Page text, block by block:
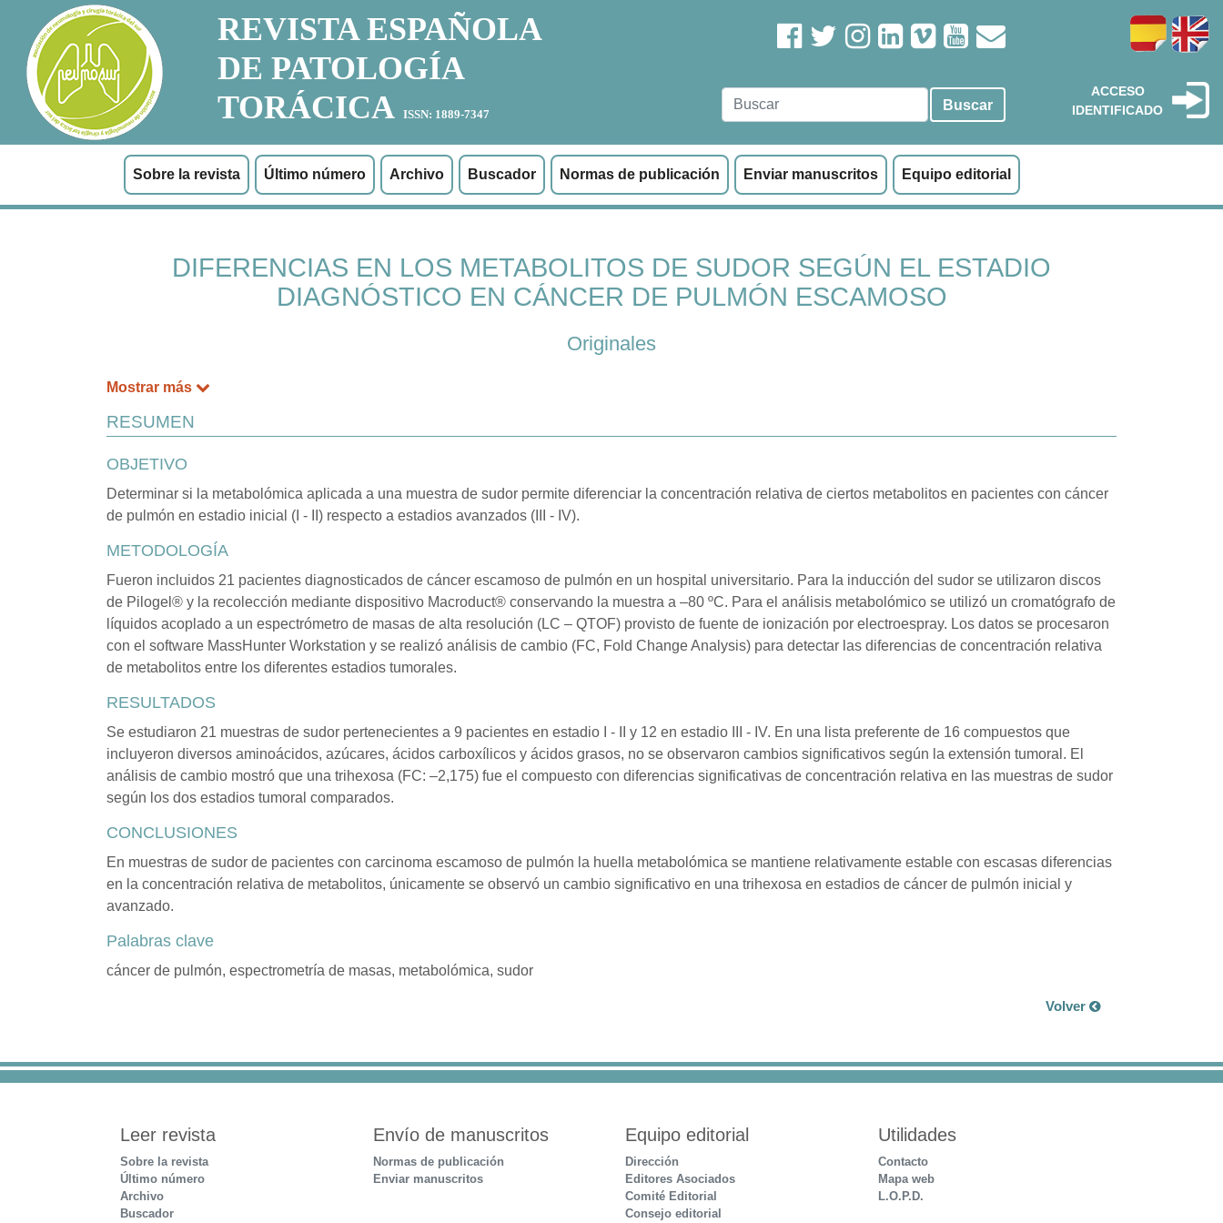
REVISTA ESPAÑOLA
DE PATOLOGÍA
TORÁCICA
ISSN: 1889-7347
Buscar
ACCESO
IDENTIFICADO
Sobre la revista Último número Archivo Buscador Normas de publicación Enviar manuscritos Equipo editorial
DIFERENCIAS EN LOS METABOLITOS DE SUDOR SEGÚN EL ESTADIO
DIAGNÓSTICO EN CÁNCER DE PULMÓN ESCAMOSO
Originales
Mostrar más
RESUMEN
OBJETIVO
Determinar si la metabolómica aplicada a una muestra de sudor permite diferenciar la concentración relativa de ciertos metabolitos en pacientes con cáncer
de pulmón en estadio inicial (I - II) respecto a estadios avanzados (III - IV).
METODOLOGÍA
Fueron incluidos 21 pacientes diagnosticados de cáncer escamoso de pulmón en un hospital universitario. Para la inducción del sudor se utilizaron discos
de Pilogel® y la recolección mediante dispositivo Macroduct® conservando la muestra a –80 ºC. Para el análisis metabolómico se utilizó un cromatógrafo de
líquidos acoplado a un espectrómetro de masas de alta resolución (LC – QTOF) provisto de fuente de ionización por electroespray. Los datos se procesaron
con el software MassHunter Workstation y se realizó análisis de cambio (FC, Fold Change Analysis) para detectar las diferencias de concentración relativa
de metabolitos entre los diferentes estadios tumorales.
RESULTADOS
Se estudiaron 21 muestras de sudor pertenecientes a 9 pacientes en estadio I - II y 12 en estadio III - IV. En una lista preferente de 16 compuestos que
incluyeron diversos aminoácidos, azúcares, ácidos carboxílicos y ácidos grasos, no se observaron cambios significativos según la extensión tumoral. El
análisis de cambio mostró que una trihexosa (FC: –2,175) fue el compuesto con diferencias significativas de concentración relativa en las muestras de sudor
según los dos estadios tumoral comparados.
CONCLUSIONES
En muestras de sudor de pacientes con carcinoma escamoso de pulmón la huella metabolómica se mantiene relativamente estable con escasas diferencias
en la concentración relativa de metabolitos, únicamente se observó un cambio significativo en una trihexosa en estadios de cáncer de pulmón inicial y
avanzado.
Palabras clave
cáncer de pulmón, espectrometría de masas, metabolómica, sudor
Volver
Leer revista
Sobre la revista
Último número
Archivo
Buscador
Envío de manuscritos
Normas de publicación
Enviar manuscritos
Equipo editorial
Dirección
Editores Asociados
Comité Editorial
Consejo editorial
Utilidades
Contacto
Mapa web
L.O.P.D.